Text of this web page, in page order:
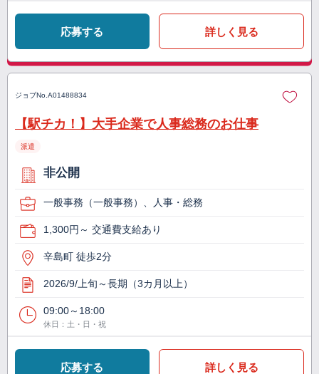
応募する 詳しく見る
ジョブNo. A01488834
【駅チカ！】大手企業で人事総務のお仕事
派遣
非公開
一般事務（一般事務）、人事・総務
1,300円～ 交通費支給あり
辛島町 徒歩2分
2026/9/上旬～長期（3カ月以上）
09:00～18:00
休日：土・日・祝
応募する 詳しく見る